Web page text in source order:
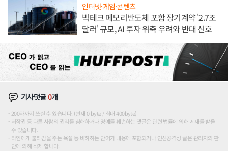
인터넷·게임·콘텐츠
빅테크 메모리반도체 포함 장기계약 '2.7조
달러' 규모, AI 투자 위축 우려와 반대 신호
기사댓글0개
200자까지 쓰실 수 있습니다. (현재 0 byte / 최대 400byte)
저작권 등 다른 사람의 권리를 침해하거나 명예를 훼손하는 댓글은 관련 법률에 의해 제재를 받을
수 있습니다.
타인에게 불쾌감을 주는 욕설 등 비하하는 단어가 내용에 포함되거나 인신공격성 글은 관리자의 판
단에 의해 삭제 합니다.